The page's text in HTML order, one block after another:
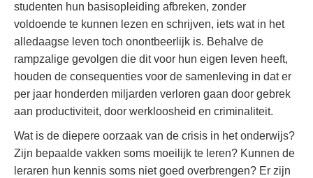
studenten hun basisopleiding afbreken, zonder
voldoende te kunnen lezen en schrijven, iets wat in het
alledaagse leven toch onontbeerlijk is. Behalve de
rampzalige gevolgen die dit voor hun eigen leven heeft,
houden de consequenties voor de samenleving in dat er
per jaar honderden miljarden verloren gaan door gebrek
aan productiviteit, door werkloosheid en criminaliteit.
Wat is de diepere oorzaak van de crisis in het onderwijs?
Zijn bepaalde vakken soms moeilijk te leren? Kunnen de
leraren hun kennis soms niet goed overbrengen? Er zijn